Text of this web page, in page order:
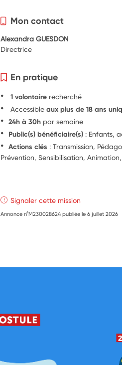
Mon contact
Alexandra GUESDON
Directrice
En pratique
1 volontaire recherché
Accessibleaux plus de 18 ans
24h à 30h par semaine
Public(s) bénéficiaire(s) : Enfants,
Actions clés : Transmission,
Prévention, Sensibilisation,
Signaler cette mission
Annonce n°M230028624 publiée le6 juillet 2026